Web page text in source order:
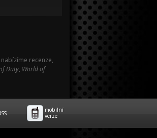
nabízíme recenze,
Duty, World of
mobilní
verze